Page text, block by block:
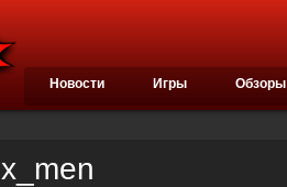
Новости Игры Обзоры
x_men